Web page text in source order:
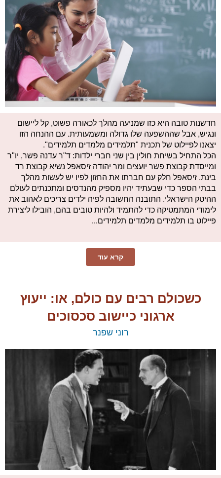
חדשנות טובה היא כזו שמניעה מהלך לכאורה פשוט, קל ליישום
ונגיש, אבל שההשפעה שלו גדולה ומשמעותית. עם ההנחה הזו
יצאנו לפיילוט של תכנית "תלמידים מלמדים תלמידים".
הכל התחיל בשיחת חולין בין שני חברי ילדות: ד"ר עדנה פשר, יו"ר
ומייסדת קבוצת פשר יועצים ומר יהודה זיסאפל נשיא קבוצת רד
בינת. זיסאפל חלק עם חברתו את החזון לפיו יש לעשות מהלך
בבתי הספר כדי שבעתיד יהיו מספיק מהנדסים ומתכנתים לעולם
ההיטק הישראלי. התובנה החשובה לפיה ילדים צריכים לאהוב את
לימודי המתמטיקה כדי להתמיד ולהיות טובים בהם, הובילו ליצירת
פיילוט בו תלמידים מלמדים תלמידים...
קרא עוד
כשכולם רבים עם כולם, או: ייעוץ
ארגוני כיישוב סכסוכים
​רוני שפנר